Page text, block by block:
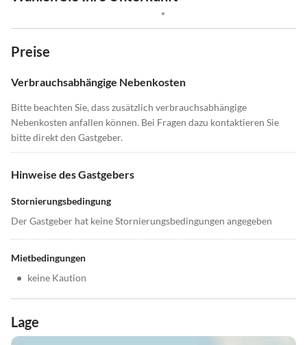
Preise
Verbrauchsabhängige Nebenkosten
Bitte beachten Sie, dass zusätzlich verbrauchsabhängige
Nebenkosten anfallen können. Bei Fragen dazu kontaktieren Sie
bitte direkt den Gastgeber.
Hinweise des Gastgebers
Stornierungsbedingung
Der Gastgeber hat keine Stornierungsbedingungen angegeben
Mietbedingungen
• keine Kaution
Lage